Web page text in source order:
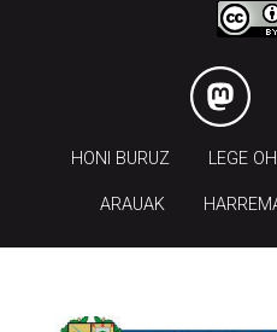
HONI BURUZ LEGE
ARAUAK